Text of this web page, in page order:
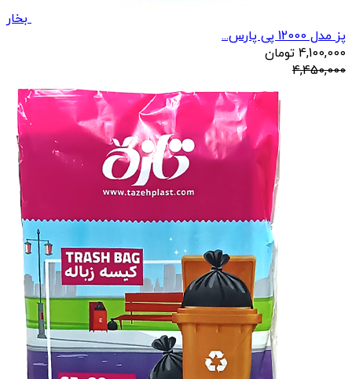
بخار
پز مدل 12000 پی پارس...
4,100,000 تومان
4,450,000